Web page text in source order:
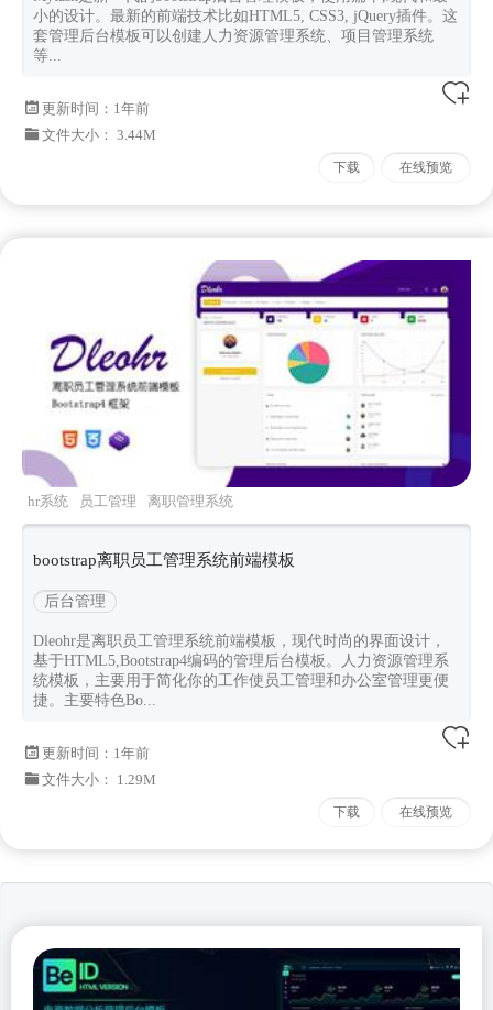
小的设计。最新的前端技术比如HTML5, CSS3, jQuery插件。这
套管理后台模板可以创建人力资源管理系统、项目管理系统
等...
更新时间： 1年前
文件大小： 3.44M
下载 在线预览
hr系统 员工管理
离职管理系统
bootstrap离职员工管理系统前端模板
后台管理
Dleohr是离职员工管理系统前端模板，现代时尚的界面设计，
基于HTML5,Bootstrap4编码的管理后台模板。人力资源管理系
统模板，主要用于简化你的工作使员工管理和办公室管理更便
捷。主要特色Bo...
更新时间： 1年前
文件大小： 1.29M
下载 在线预览